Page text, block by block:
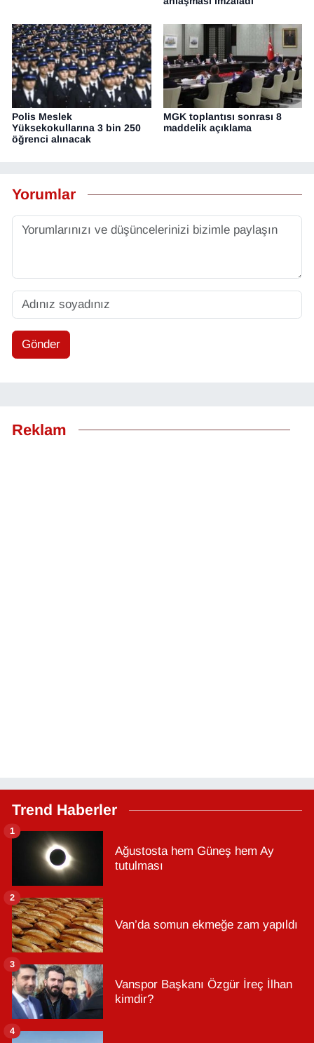
Polis Meslek
Yüksekokullarına 3 bin 250
öğrenci alınacak
MGK toplantısı sonrası 8
maddelik açıklama
Yorumlar
Gönder
Reklam
Trend Haberler
Ağustosta hem Güneş hem Ay
tutulması
1
Van’da somun ekmeğe zam yapıldı
2
Vanspor Başkanı Özgür İreç İlhan
kimdir?
3
4